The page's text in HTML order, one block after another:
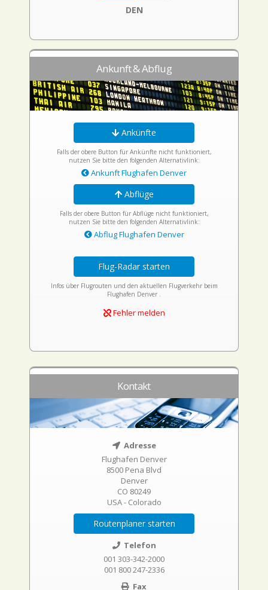
DEN
Ankunft & Abflug
Ankünfte
Falls der obere Button für Ankünfte nicht funktioniert,
nutzen Sie bitte den folgenden Alternativlink:
Ankunft Flughafen Denver
Abflüge
Falls der obere Button für Abflüge nicht funktioniert,
nutzen Sie bitte den folgenden Alternativlink:
Abflug Flughafen Denver
Flug-Radar starten
Infos über Flugrouten und den aktuellen Flugverkehr beim
Flughafen Denver .
Fehler melden
Kontakt
Adresse
Flughafen Denver
8500 Pena Blvd
Denver
CO 80249
USA - Colorado
Routenplaner starten
Telefon
001 303-342-2000
001 800 247-2336
Fax